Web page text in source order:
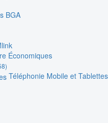
BGA
Économiques
Téléphonie Mobile et Tablettes